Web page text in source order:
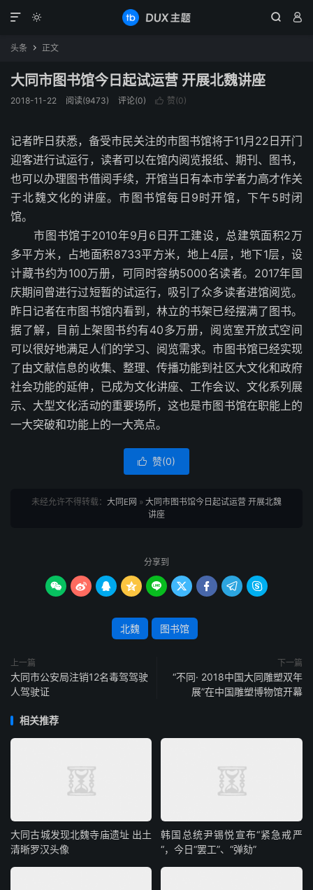
  

头条  正文
大同市图书馆今日起试运营 开展北魏讲座
2018-11-22 阅读(9473) 评论(0)  赞(0)
记者昨日获悉，备受市民关注的市图书馆将于11月22日开门
迎客进行试运行，读者可以在馆内阅览报纸、期刊、图书，
也可以办理图书借阅手续，开馆当日有本市学者力高才作关
于北魏文化的讲座。市图书馆每日9时开馆，下午5时闭
馆。
市图书馆于2010年9月6日开工建设，总建筑面积2万
多平方米，占地面积8733平方米，地上4层，地下1层，设
计藏书约为100万册，可同时容纳5000名读者。2017年国
庆期间曾进行过短暂的试运行，吸引了众多读者进馆阅览。
昨日记者在市图书馆内看到，林立的书架已经摆满了图书。
据了解，目前上架图书约有40多万册，阅览室开放式空间
可以很好地满足人们的学习、阅览需求。市图书馆已经实现
了由文献信息的收集、整理、传播功能到社区大文化和政府
社会功能的延伸，已成为文化讲座、工作会议、文化系列展
示、大型文化活动的重要场所，这也是市图书馆在职能上的
一大突破和功能上的一大亮点。
 赞(0)
未经允许不得转载： 大同E网 » 大同市图书馆今日起试运营 开展北魏
讲座
分享到
        
北魏 图书馆
上一篇
大同市公安局注销12名毒驾驾驶
人驾驶证
下一篇
“不同· 2018中国大同雕塑双年
展”在中国雕塑博物馆开幕
相关推荐
大同古城发现北魏寺庙遗址 出土
清晰罗汉头像
韩国总统尹锡悦宣布“紧急戒严
“，今日“罢工”、“弹劾”